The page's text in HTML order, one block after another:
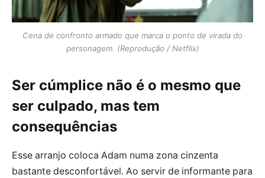
Cena de confronto armado que marca o ponto de virada do
personagem. (Reprodução / Netflix)
Ser cúmplice não é o mesmo que
ser culpado, mas tem
consequências
Esse arranjo coloca Adam numa zona cinzenta
bastante desconfortável. Ao servir de informante para